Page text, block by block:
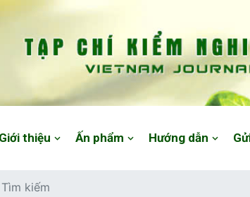
Giới thiệu Ấn phẩm Hướng dẫn
Tìm kiếm